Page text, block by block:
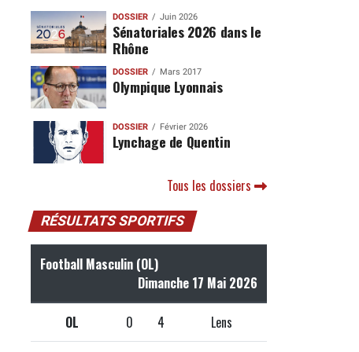
DOSSIER Juin 2026
Sénatoriales 2026 dans le
Rhône
DOSSIER Mars 2017
Olympique Lyonnais
DOSSIER Février 2026
Lynchage de Quentin
Tous les dossiers
RÉSULTATS SPORTIFS
Football Masculin (OL)
Dimanche 17 Mai 2026
OL 0 4 Lens